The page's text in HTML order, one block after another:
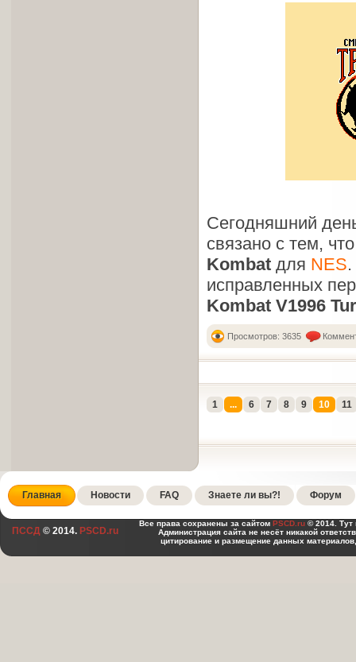
Сегодняшний
связано с тем,
Kombat для NES
исправленных
Kombat V1996
Просмотров: 3635
1 ... 6 7 8 9 10 11
Главная Новости FAQ Знаете ли вы?! Форум
ПССД © 2014. PSCD.ru
Все права сохранены за сайтом PSCD.ru © 2014. Тут
Администрация сайта не несёт никакой
цитирование и размещение данных